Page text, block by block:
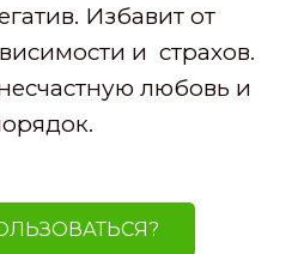
Избавит от
и страхов.
любовь и